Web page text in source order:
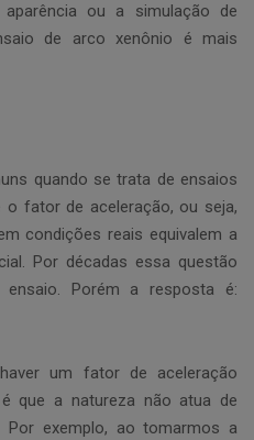
ou a simulação de
de arco xenônio é mais
quando se trata de ensaios
o fator de aceleração, ou seja,
condições reais equivalem a
Por décadas essa questão
Porém a resposta é:
um fator de aceleração
que a natureza não atua de
Por exemplo, ao tomarmos a